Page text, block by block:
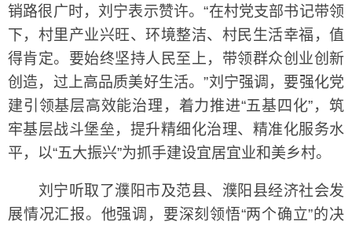
销路很广时，刘宁表示赞许。“在村党支部书记带领
下，村里产业兴旺、环境整洁、村民生活幸福，值
得肯定。要始终坚持人民至上，带领群众创业创新
创造，过上高品质美好生活。”刘宁强调，要强化党
建引领基层高效能治理，着力推进“五基四化”，筑
牢基层战斗堡垒，提升精细化治理、精准化服务水
平，以“五大振兴”为抓手建设宜居宜业和美乡村。
刘宁听取了濮阳市及范县、濮阳县经济社会发
展情况汇报。他强调，要深刻领悟“两个确立”的决